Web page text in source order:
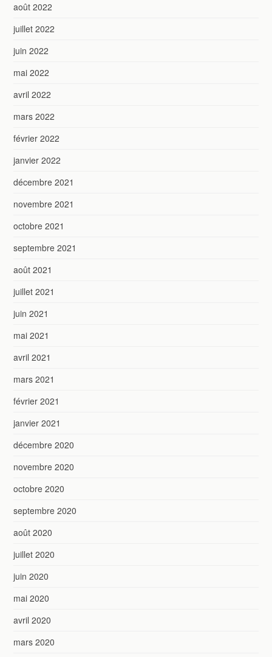
août 2022
juillet 2022
juin 2022
mai 2022
avril 2022
mars 2022
février 2022
janvier 2022
décembre 2021
novembre 2021
octobre 2021
septembre 2021
août 2021
juillet 2021
juin 2021
mai 2021
avril 2021
mars 2021
février 2021
janvier 2021
décembre 2020
novembre 2020
octobre 2020
septembre 2020
août 2020
juillet 2020
juin 2020
mai 2020
avril 2020
mars 2020